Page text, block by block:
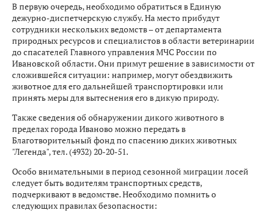
В первую очередь, необходимо обратиться в Единую
дежурно-диспетчерскую службу. На место прибудут
сотрудники нескольких ведомств – от департамента
природных ресурсов и специалистов в области ветеринарии
до спасателей Главного управления МЧС России по
Ивановской области. Они примут решение в зависимости от
сложившейся ситуации: например, могут обездвижить
животное для его дальнейшей транспортировки или
принять меры для вытеснения его в дикую природу.
Также сведения об обнаружении дикого животного в
пределах города Иваново можно передать в
Благотворительный фонд по спасению диких животных
"Легенда", тел. (4932) 20-20-51.
Особо внимательными в период сезонной миграции лосей
следует быть водителям транспортных средств,
подчеркивают в ведомстве. Необходимо помнить о
следующих правилах безопасности: